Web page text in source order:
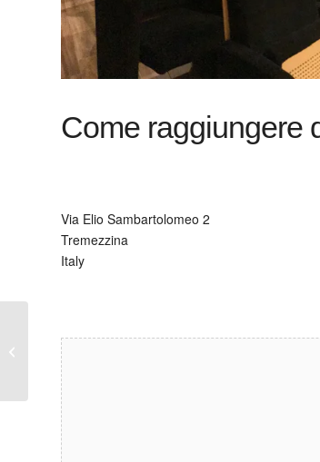
Come raggiungere
Via Elio Sambartolomeo 2
Tremezzina
Italy
Alzate Brianza